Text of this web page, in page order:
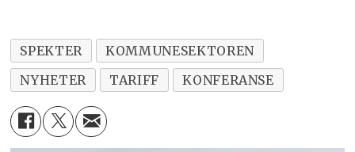
SPEKTER
KOMMUNESEKTOREN
NYHETER
TARIFF KONFERANSE